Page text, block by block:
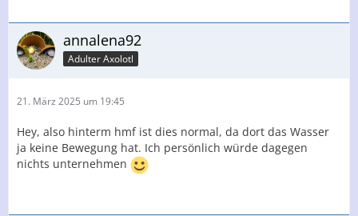
annalena92
Adulter Axolotl
21. März 2025 um 19:45
Hey, also hinterm hmf ist dies normal, da dort das Wasser
ja keine Bewegung hat. Ich persönlich würde dagegen
nichts unternehmen